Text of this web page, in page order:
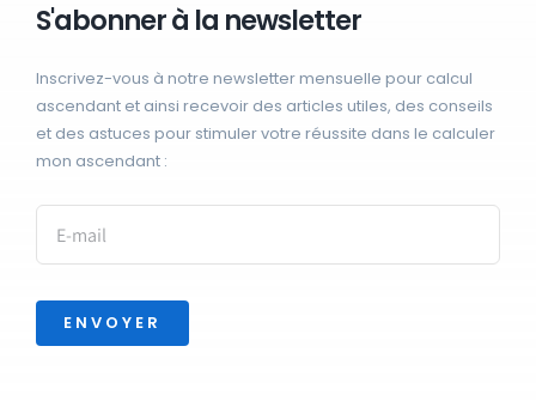
S'abonner à la newsletter
Inscrivez-vous à notre newsletter mensuelle pour calcul
ascendant et ainsi recevoir des articles utiles, des conseils
et des astuces pour stimuler votre réussite dans le calculer
mon ascendant :
ENVOYER